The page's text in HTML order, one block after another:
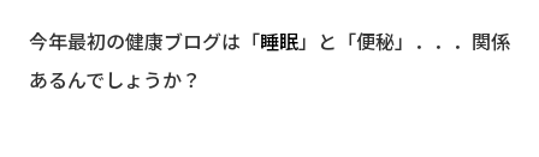
今年最初の健康ブログは「睡眠」と「便秘」．．．関係
あるんでしょうか？